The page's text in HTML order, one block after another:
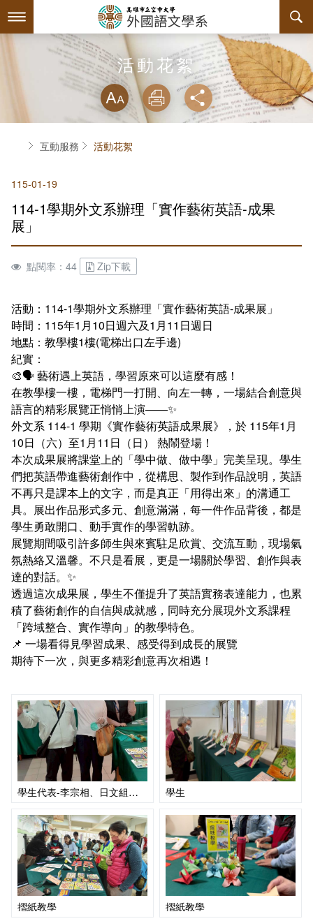
到
要
最新消息
關於本系
系主任介紹
設備支援
連絡系辦
師資陣容
課程規劃
課程資訊
授課大綱
課程地圖主頁
英文組 - 升學及就業方向
日文組 - 升學及就業方向
互動服務
檔案下載
學習輔導資源
系學會
加入系學會群組
活動花絮
略過字型切
放大
列印 分享
首頁互動服務 活動花絮
115-01-19
114-1學期外文系辦理「實作藝術英語-成果
展」
點閱率：44 Zip下載
活動：114-1學期外文系辦理「實作藝術英語-成果展」
時間：115年1月10日週六及1月11日週日
地點：教學樓1樓(電梯出口左手邊)
紀實：
🎨🗣️ 藝術遇上英語，學習原來可以這麼有感！
在教學樓一樓，電梯門一打開、向左一轉，一場結合創意與
語言的精彩展覽正悄悄上演——✨
外文系 114-1 學期《實作藝術英語成果展》，於 115年1月
10日（六）至1月11日（日） 熱鬧登場！
本次成果展將課堂上的「學中做、做中學」完美呈現。學生
們把英語帶進藝術創作中，從構思、製作到作品說明，英語
不再只是課本上的文字，而是真正「用得出來」的溝通工
具。展出作品形式多元、創意滿滿，每一件作品背後，都是
學生勇敢開口、動手實作的學習軌跡。
展覽期間吸引許多師生與來賓駐足欣賞、交流互動，現場氣
氛熱絡又溫馨。不只是看展，更是一場關於學習、創作與表
達的對話。✨
透過這次成果展，學生不僅提升了英語實務表達能力，也累
積了藝術創作的自信與成就感，同時充分展現外文系課程
「跨域整合、實作導向」的教學特色。
📌 一場看得見學習成果、感受得到成長的展覽
期待下一次，與更多精彩創意再次相遇！
學生代表-李宗相、日文組蕭宜菁老師、系秘書胡明月 學生
摺紙教學 摺紙教學